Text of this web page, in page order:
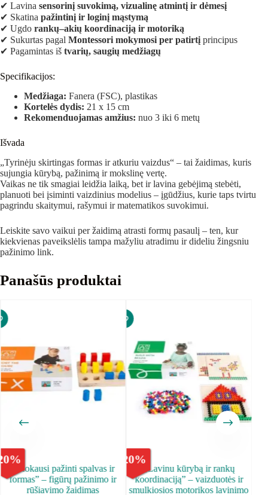
✔ Lavina sensorinį suvokimą, vizualinę atmintį ir dėmesį
✔ Skatina pažintinį ir loginį mąstymą
✔ Ugdo rankų–akių koordinaciją ir motoriką
✔ Sukurtas pagal Montessori mokymosi per patirtįprincipus
✔ Pagamintas iš tvarių, saugių medžiagų
Specifikacijos:
Medžiaga: Fanera (FSC), plastikas
Kortelės dydis: 21 x 15 cm
Rekomenduojamas amžius: nuo 3 iki 6 metų
Išvada
„Tyrinėju skirtingas formas ir atkuriu vaizdus“ – tai žaidimas, kuris
sujungia kūrybą, pažinimą ir mokslinę vertę.
Vaikas ne tik smagiai leidžia laiką, bet ir lavina gebėjimą stebėti,
planuoti bei įsiminti vaizdinius modelius – įgūdžius, kurie taps tvirtu
pagrindu skaitymui, rašymui ir matematikos suvokimui.
Leiskite savo vaikui per žaidimą atrasti formų pasaulį – ten, kur
kiekvienas paveikslėlis tampa mažyliu atradimu ir dideliu žingsniu
pažinimo link.
Panašūs produktai
%
,,Mokausi pažinti spalvas ir
formas” – figūrų pažinimo ir
rūšiavimo žaidimas
20%
„Lavinu kūrybą ir rankų
koordinaciją” – vaizduotės ir
smulkiosios motorikos lavinimo